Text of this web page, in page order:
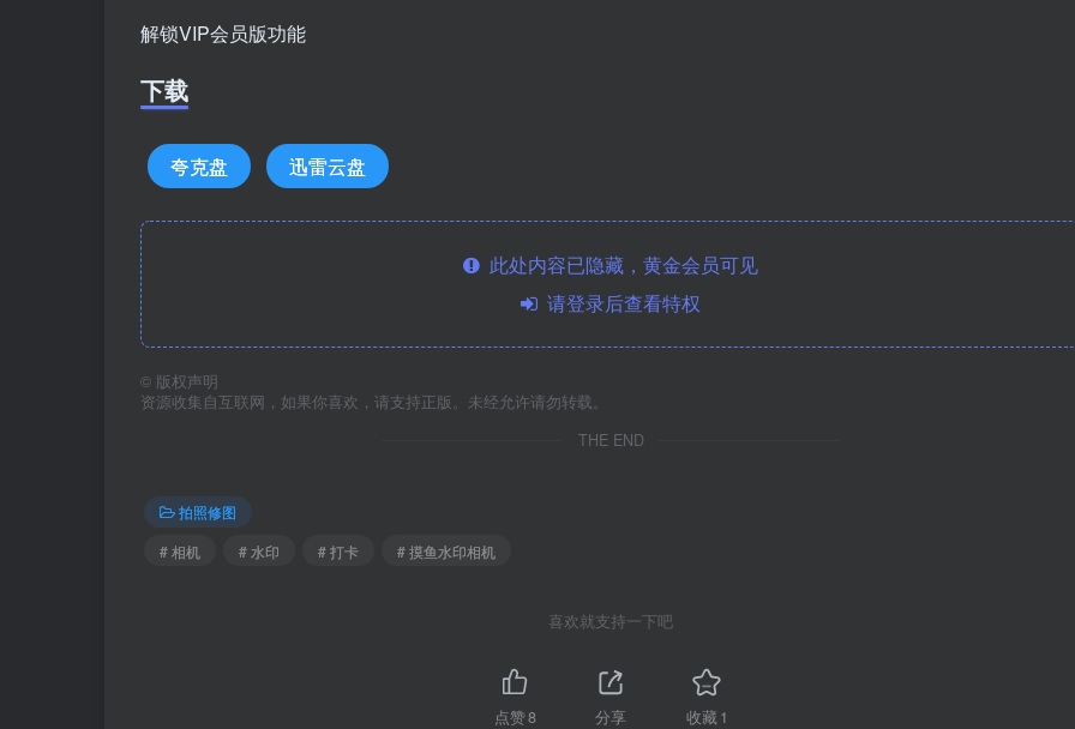
解锁VIP会员版功能
下载
夸克盘 迅雷云盘
此处内容已隐藏，黄金会员可见
请登录后查看特权
© 版权声明
资源收集自互联网，如果你喜欢，请支持正版。未经允许请勿转载。
THE END
拍照修图
# 相机
# 水印 # 打卡 # 摸鱼水印相机
喜欢就支持一下吧
点赞8 分享 收藏 1